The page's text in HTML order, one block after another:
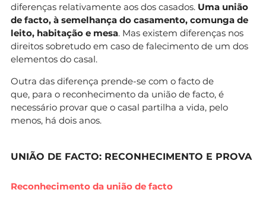
diferenças relativamente aos dos casados. Uma união
de facto, à semelhança do casamento, comunga de
leito, habitação e mesa. Mas existem diferenças nos
direitos sobretudo em caso de falecimento de um dos
elementos do casal.
Outra das diferença prende-se com o facto de
que, para o reconhecimento da união de facto, é
necessário provar que o casal partilha a vida, pelo
menos, há dois anos.
UNIÃO DE FACTO: RECONHECIMENTO E PROVA
Reconhecimento da união de facto